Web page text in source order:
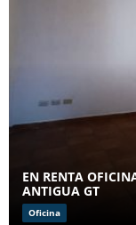
EN RENTA
ANTIGUA GT
Oficina